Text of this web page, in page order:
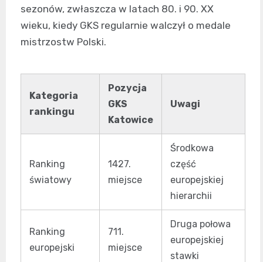
sezonów, zwłaszcza w latach 80. i 90. XX
wieku, kiedy GKS regularnie walczył o medale
mistrzostw Polski.
Kategoria
rankingu
Pozycja
GKS
Katowice
Uwagi
Ranking
światowy
1427.
miejsce
Środkowa
część
europejskiej
hierarchii
Ranking
europejski
711.
miejsce
Druga połowa
europejskiej
stawki